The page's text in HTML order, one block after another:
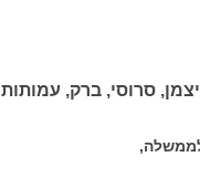
סרוסי, ברק, עמותות